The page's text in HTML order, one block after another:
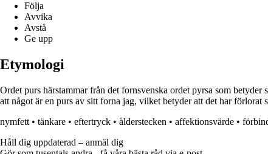
Följa
Avvika
Avstå
Ge upp
Etymologi
Ordet purs härstammar från det fornsvenska ordet pyrsa som
att något är en purs av sitt forna jag, vilket betyder att det har förlorat
nymfett • tänkare • eftertryck • ålderstecken • affektionsvärde •
Håll dig uppdaterad – anmäl dig